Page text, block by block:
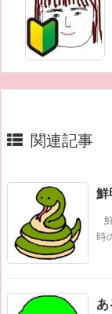
関連記事
鮮
時